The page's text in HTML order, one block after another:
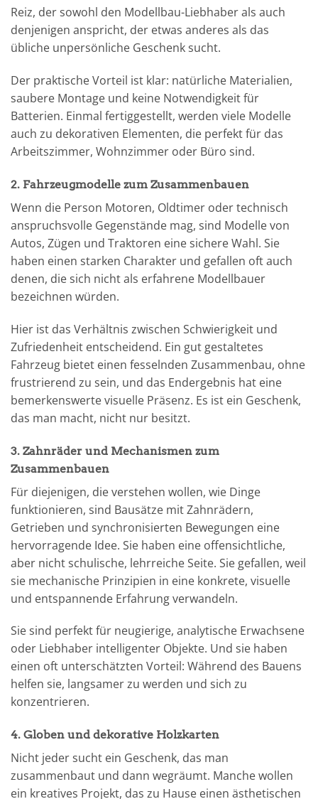
Reiz, der sowohl den Modellbau-Liebhaber als auch
denjenigen anspricht, der etwas anderes als das
übliche unpersönliche Geschenk sucht.
Der praktische Vorteil ist klar: natürliche Materialien,
saubere Montage und keine Notwendigkeit für
Batterien. Einmal fertiggestellt, werden viele Modelle
auch zu dekorativen Elementen, die perfekt für das
Arbeitszimmer, Wohnzimmer oder Büro sind.
2. Fahrzeugmodelle zum Zusammenbauen
Wenn die Person Motoren, Oldtimer oder technisch
anspruchsvolle Gegenstände mag, sind Modelle von
Autos, Zügen und Traktoren eine sichere Wahl. Sie
haben einen starken Charakter und gefallen oft auch
denen, die sich nicht als erfahrene Modellbauer
bezeichnen würden.
Hier ist das Verhältnis zwischen Schwierigkeit und
Zufriedenheit entscheidend. Ein gut gestaltetes
Fahrzeug bietet einen fesselnden Zusammenbau, ohne
frustrierend zu sein, und das Endergebnis hat eine
bemerkenswerte visuelle Präsenz. Es ist ein Geschenk,
das man macht, nicht nur besitzt.
3. Zahnräder und Mechanismen zum
Zusammenbauen
Für diejenigen, die verstehen wollen, wie Dinge
funktionieren, sind Bausätze mit Zahnrädern,
Getrieben und synchronisierten Bewegungen eine
hervorragende Idee. Sie haben eine offensichtliche,
aber nicht schulische, lehrreiche Seite. Sie gefallen, weil
sie mechanische Prinzipien in eine konkrete, visuelle
und entspannende Erfahrung verwandeln.
Sie sind perfekt für neugierige, analytische Erwachsene
oder Liebhaber intelligenter Objekte. Und sie haben
einen oft unterschätzten Vorteil: Während des Bauens
helfen sie, langsamer zu werden und sich zu
konzentrieren.
4. Globen und dekorative Holzkarten
Nicht jeder sucht ein Geschenk, das man
zusammenbaut und dann wegräumt. Manche wollen
ein kreatives Projekt, das zu Hause einen ästhetischen